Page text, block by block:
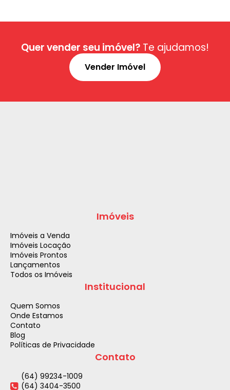
Quer vender seu imóvel? Te ajudamos!
Vender Imóvel
Contato
(64) 99234-1009
(64) 3404-3500
Imóveis
Imóveis a Venda
Imóveis Locação
Imóveis Prontos
Lançamentos
Todos os Imóveis
Institucional
Quem Somos
Onde Estamos
Contato
Blog
Políticas de Privacidade